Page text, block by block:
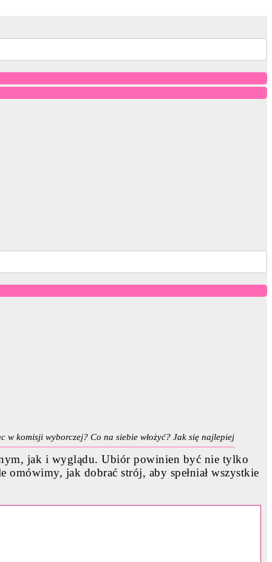
w komisji wyborczej? Co na siebie włożyć? Jak się najlepiej
jak i wyglądu. Ubiór powinien być nie tylko
jak dobrać strój, aby spełniał wszystkie